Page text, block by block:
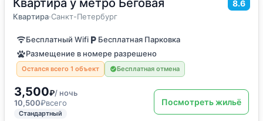
8.6
Квартира·Санкт-Петербург
Квартира
Бесплатный Wifi
Бесплатная Парковка
Размещение в номере разрешено
Остался всего 1 объект Бесплатная отмена
3,500₽/ ночь
10,500₽всего
Стандартный
Посмотреть жильё